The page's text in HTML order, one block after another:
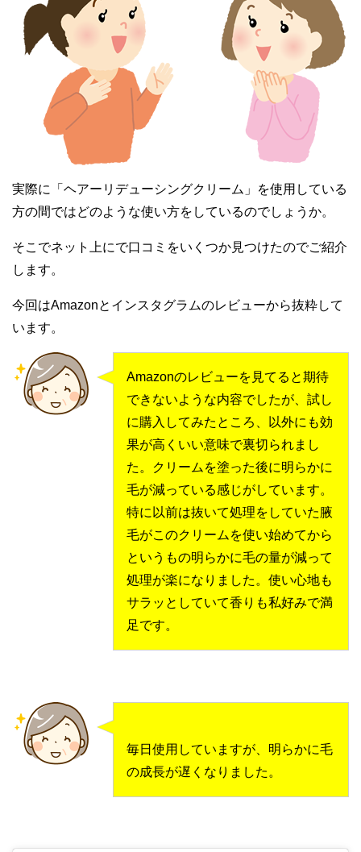
実際に「ヘアーリデューシングクリーム」を使用している
方の間ではどのような使い方をしているのでしょうか。
そこでネット上にで口コミをいくつか見つけたのでご紹介
します。
今回はAmazonとインスタグラムのレビューから抜粋して
います。
Amazonのレビューを見てると期待
できないような内容でしたが、試し
に購入してみたところ、以外にも効
果が高くいい意味で裏切られまし
た。クリームを塗った後に明らかに
毛が減っている感じがしています。
特に以前は抜いて処理をしていた腋
毛がこのクリームを使い始めてから
というもの明らかに毛の量が減って
処理が楽になりました。使い心地も
サラッとしていて香りも私好みで満
足です。
毎日使用していますが、明らかに毛
の成長が遅くなりました。